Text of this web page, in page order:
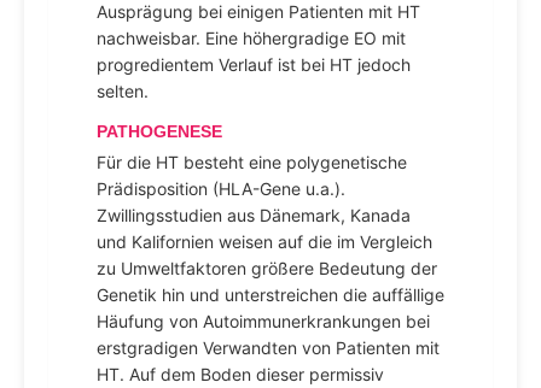
Ausprägung bei einigen Patienten mit HT
nachweisbar. Eine höhergradige EO mit
progredientem Verlauf ist bei HT jedoch
selten.
PATHOGENESE
Für die HT besteht eine polygenetische
Prädisposition (HLA-Gene u.a.).
Zwillingsstudien aus Dänemark, Kanada
und Kalifornien weisen auf die im Vergleich
zu Umweltfaktoren größere Bedeutung der
Genetik hin und unterstreichen die auffällige
Häufung von Autoimmunerkrankungen bei
erstgradigen Verwandten von Patienten mit
HT. Auf dem Boden dieser permissiv